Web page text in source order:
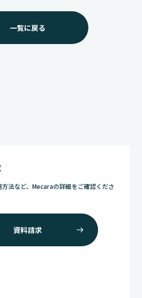
一覧に戻る
法など、Mecaraの詳細をご確認くださ
資料請求